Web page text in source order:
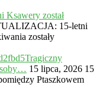
został
15-letni
zostały
Tragiczny
15 lipca, 2026 15
Ptaszkowem